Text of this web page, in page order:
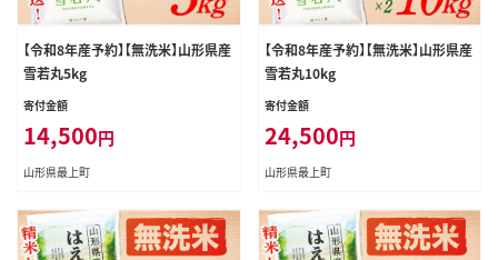
【令和8年産予約】【無洗米】山形県産
雪若丸5kg
寄付金額
14,500円
山形県最上町
【令和8年産予約】【無洗米】山形県産
雪若丸10kg
寄付金額
24,500円
山形県最上町